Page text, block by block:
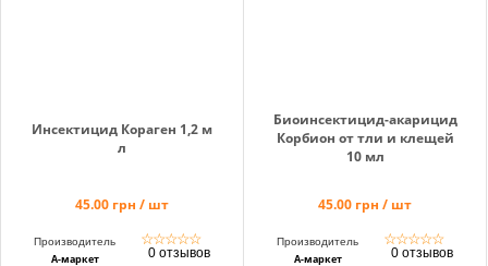
Инсектицид Кораген 1,2 м
л
45.00 грн / шт
Производитель
А-маркет
☆☆☆☆☆
0 отзывов
Биоинсектицид-акарицид
Корбион от тли и клещей
10 мл
45.00 грн / шт
Производитель
А-маркет
☆☆☆☆☆
0 отзывов